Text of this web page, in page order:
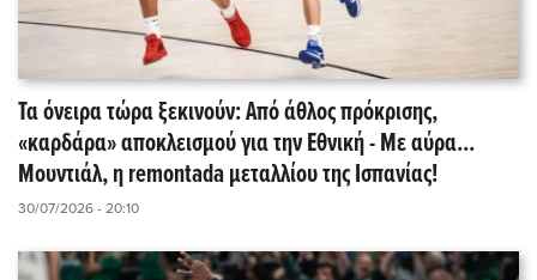
Τα όνειρα τώρα ξεκινούν: Από άθλος πρόκρισης,
«καρδάρα» αποκλεισμού για την Εθνική - Με αύρα...
Μουντιάλ, η remontada μεταλλίου της Ισπανίας!
30/07/2026 - 20:10